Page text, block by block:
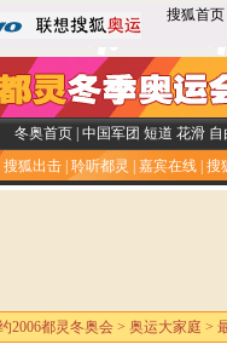
搜狐首页
冬奥首页| 中国军团 短道 花滑 自
搜狐出击 聆听都灵 嘉宾在线 搜
2006都灵冬奥会> 奥运大家庭 >